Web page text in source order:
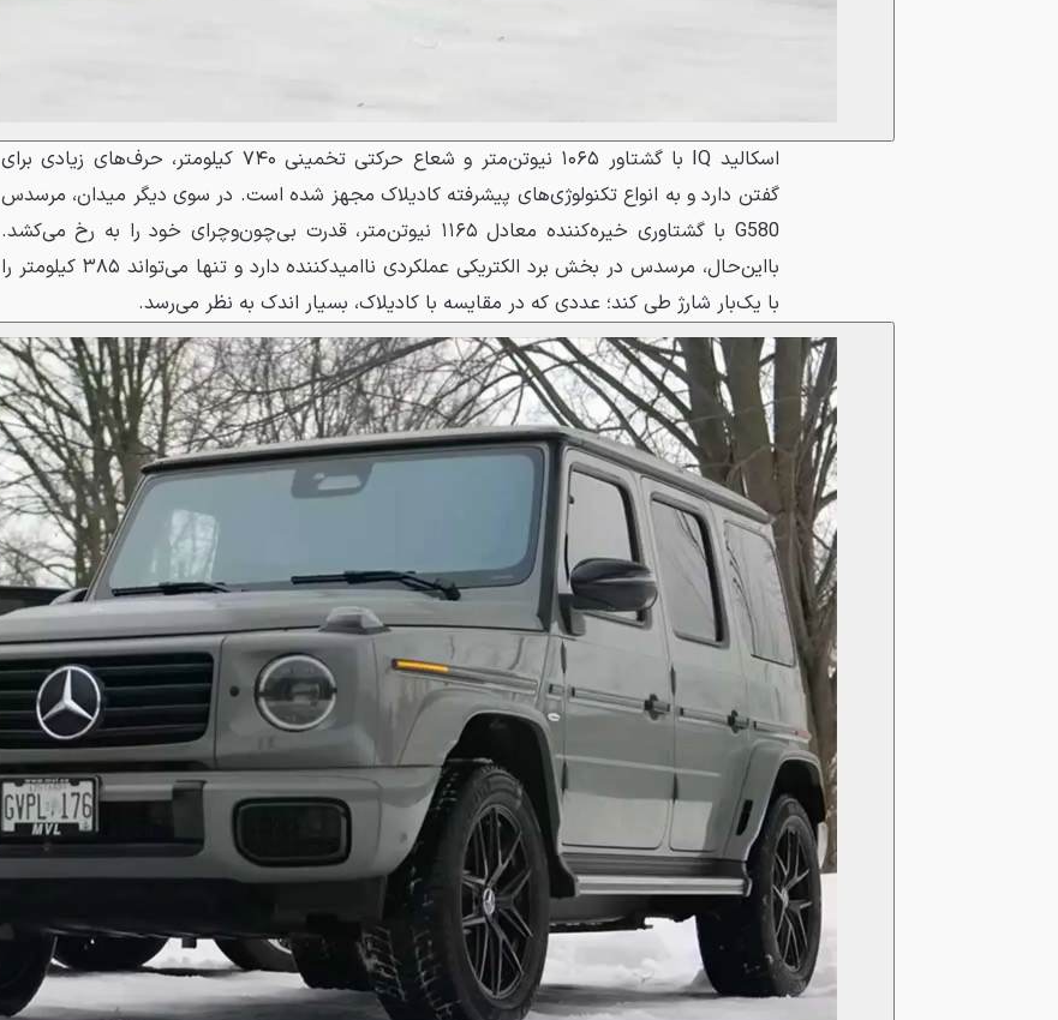
اسکالید IQ با گشتاور ۱۰۶۵ نیوتن‌متر و شعاع حرکتی تخمینی ۷۴۰ کیلومتر، حرف‌های زیادی برای
گفتن دارد و به انواع تکنولوژی‌های پیشرفته کادیلاک مجهز شده است. در سوی دیگر میدان، مرسدس
G580 با گشتاوری خیره‌کننده معادل ۱۱۶۵ نیوتن‌متر، قدرت بی‌چون‌وچرای خود را به رخ می‌کشد.
بااین‌حال، مرسدس در بخش برد الکتریکی عملکردی ناامیدکننده دارد و تنها می‌تواند ۳۸۵ کیلومتر را
با یک‌بار شارژ طی کند؛ عددی که در مقایسه با کادیلاک، بسیار اندک به نظر می‌رسد.